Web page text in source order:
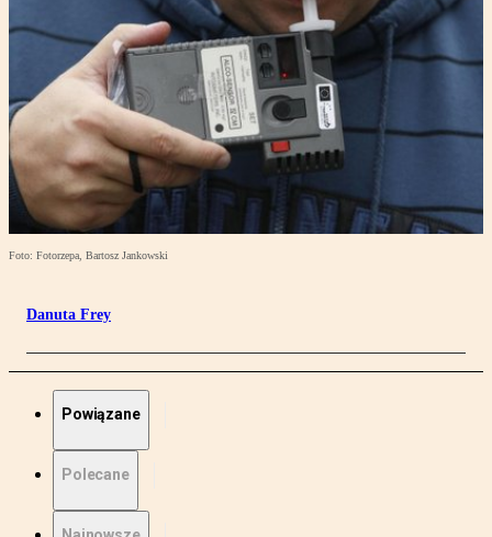
Foto: Fotorzepa, Bartosz Jankowski
Danuta Frey
Powiązane
Polecane